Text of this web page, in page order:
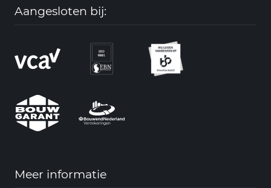
Aangesloten bij:
Meer informatie